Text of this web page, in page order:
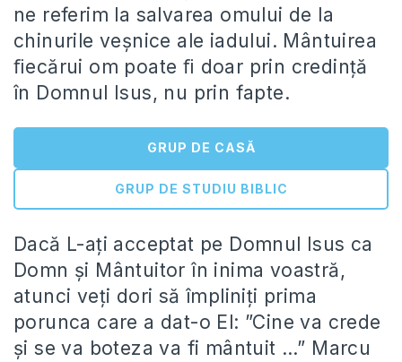
ne referim la salvarea omului de la
chinurile veșnice ale iadului. Mântuirea
ﬁecărui om poate ﬁ doar prin credință
în Domnul Isus, nu prin fapte.
GRUP DE CASĂ
GRUP DE STUDIU BIBLIC
Dacă L-ați acceptat pe Domnul Isus ca
Domn și Mântuitor în inima voastră,
atunci veți dori să împliniți prima
porunca care a dat-o El: ”Cine va crede
şi se va boteza va fi mântuit …” Marcu